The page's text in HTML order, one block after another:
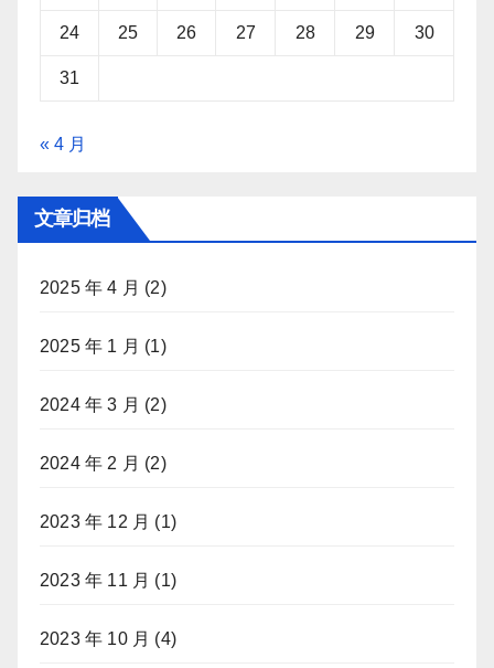
24 25 26 27 28 29 30
31
« 4 月
文章归档
2025 年 4 月 (2)
2025 年 1 月 (1)
2024 年 3 月 (2)
2024 年 2 月 (2)
2023 年 12 月 (1)
2023 年 11 月 (1)
2023 年 10 月 (4)